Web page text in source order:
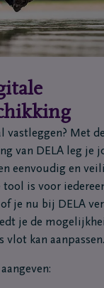
vastleggen? Met
van DELA leg je
eenvoudig en
is voor
je nu bij DELA
je de
vlot kan aanpassen.